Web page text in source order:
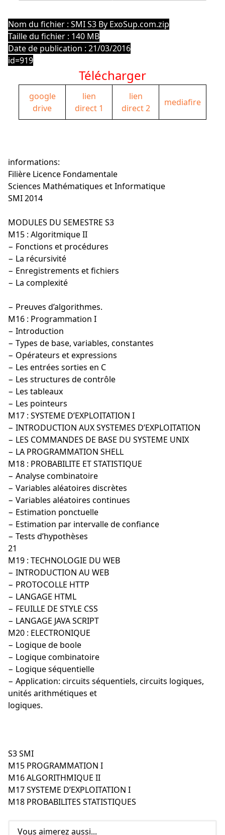
Nom du fichier : SMI S3 By ExoSup.com.zip
Taille du fichier : 140 MB
Date de publication : 21/03/2016
id=919
Télécharger
google
drive
lien
direct 1
lien
direct 2
mediafire
informations:
Filière Licence Fondamentale
Sciences Mathématiques et Informatique
SMI 2014
MODULES DU SEMESTRE S3
M15 : Algoritmique II
− Fonctions et procédures
− La récursivité
− Enregistrements et fichiers
− La complexité
− Preuves d’algorithmes.
M16 : Programmation I
− Introduction
− Types de base, variables, constantes
− Opérateurs et expressions
− Les entrées sorties en C
− Les structures de contrôle
− Les tableaux
− Les pointeurs
M17 : SYSTEME D’EXPLOITATION I
− INTRODUCTION AUX SYSTEMES D’EXPLOITATION
− LES COMMANDES DE BASE DU SYSTEME UNIX
− LA PROGRAMMATION SHELL
M18 : PROBABILITE ET STATISTIQUE
− Analyse combinatoire
− Variables aléatoires discrètes
− Variables aléatoires continues
− Estimation ponctuelle
− Estimation par intervalle de confiance
− Tests d’hypothèses
21
M19 : TECHNOLOGIE DU WEB
− INTRODUCTION AU WEB
− PROTOCOLLE HTTP
− LANGAGE HTML
− FEUILLE DE STYLE CSS
− LANGAGE JAVA SCRIPT
M20 : ELECTRONIQUE
− Logique de boole
− Logique combinatoire
− Logique séquentielle
− Application: circuits séquentiels, circuits logiques,
unités arithmétiques et
logiques.
S3 SMI
M15 PROGRAMMATION I
M16 ALGORITHMIQUE II
M17 SYSTEME D’EXPLOITATION I
M18 PROBABILITES STATISTIQUES
Vous aimerez aussi...